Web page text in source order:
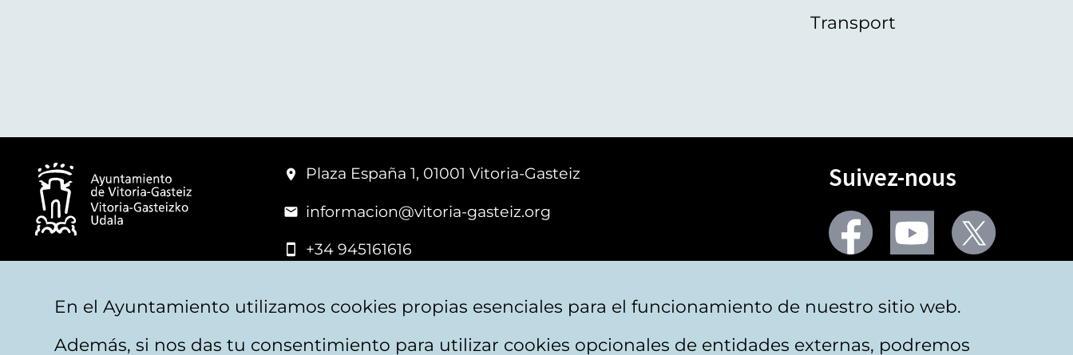
Transport
Plaza España 1, 01001 Vitoria-Gasteiz
informacion@vitoria-gasteiz.org
+34 945161616
Suivez-nous
Facebook Youtube
En el Ayuntamiento utilizamos cookies propias esenciales para el funcionamiento de nuestro sitio web.
Además, si nos das tu consentimiento para utilizar cookies opcionales de entidades externas, podremos